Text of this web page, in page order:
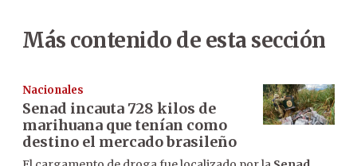
Más contenido de esta sección
Nacionales
Senad incauta 728 kilos de
marihuana que tenían como
destino el mercado brasileño